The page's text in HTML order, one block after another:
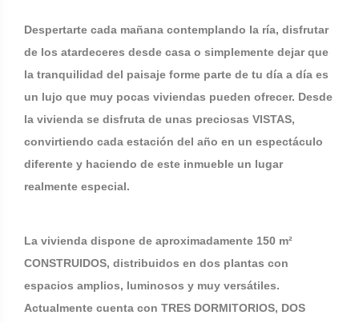
Despertarte cada mañana contemplando la ría, disfrutar
de los atardeceres desde casa o simplemente dejar que
la tranquilidad del paisaje forme parte de tu día a día es
un lujo que muy pocas viviendas pueden ofrecer. Desde
la vivienda se disfruta de unas preciosas VISTAS,
convirtiendo cada estación del año en un espectáculo
diferente y haciendo de este inmueble un lugar
realmente especial.
La vivienda dispone de aproximadamente 150 m²
CONSTRUIDOS, distribuidos en dos plantas con
espacios amplios, luminosos y muy versátiles.
Actualmente cuenta con TRES DORMITORIOS, DOS